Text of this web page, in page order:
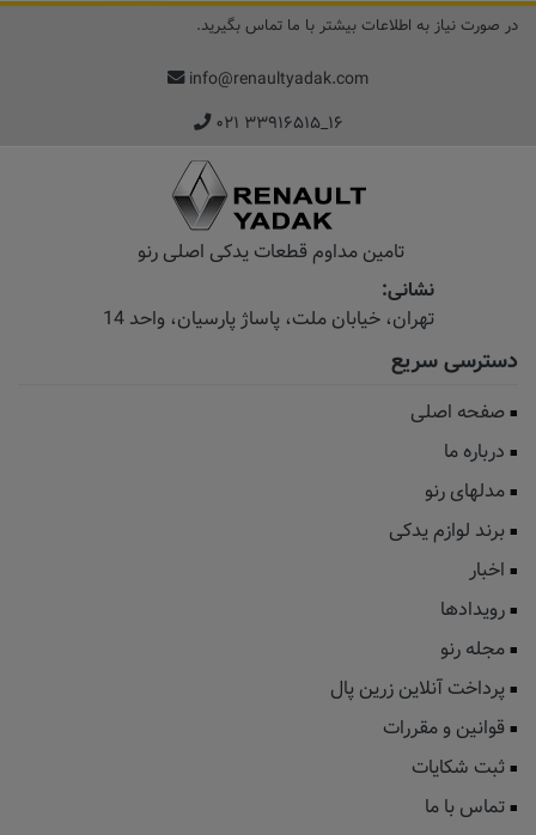
در صورت نیاز به اطلاعات بیشتر با ما تماس بگیرید.
info@renaultyadak.com
۰۲۱ ۳۳۹۱۶۵۱۵_۱۶
تامین مداوم قطعات یدکی اصلی رنو
نشانی:
تهران، خیابان‌ ملت، پاساژ‌ پارسیان، واحد 14
دسترسی سریع
صفحه اصلی
درباره ما
مدلهای رنو
برند لوازم یدکی
اخبار
رویدادها
مجله رنو
پرداخت آنلاین زرین پال
قوانین و مقررات
ثبت شکایات
تماس با ما